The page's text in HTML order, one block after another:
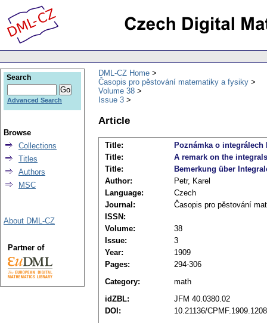
DML-CZ Home
Časopis pro pěstování matematiky a fysiky
Volume 38
Issue 3
Article
Title:
Poznámka o
Title:
A remark on the
Title:
Bemerkung über
Author:
Petr, Karel
Language:
Czech
Journal:
Časopis pro pěstování
ISSN:
Volume:
38
Issue:
3
Year:
1909
Pages:
294-306
Category:
math
idZBL:
JFM 40.0380.02
DOI:
10.21136/
Search
Advanced Search
Browse
Collections
Titles
Authors
MSC
About DML-CZ
Partner of